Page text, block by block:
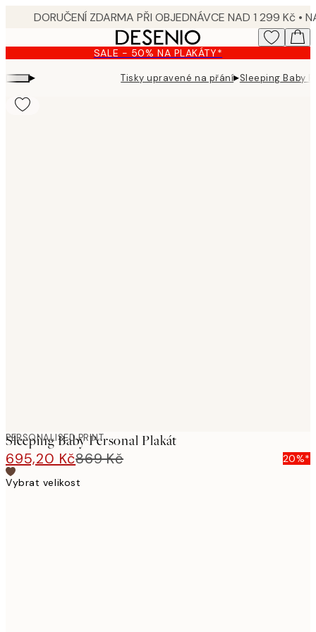
content.
SALE - 50% NA PLAKÁTY*
▸ Tisky upravené na přání▸Sleeping Baby
PERSONALISED PRINT
Sleeping Baby Personal Plakát
695,20 Kč869 Kč
20%*
Vybrat velikost